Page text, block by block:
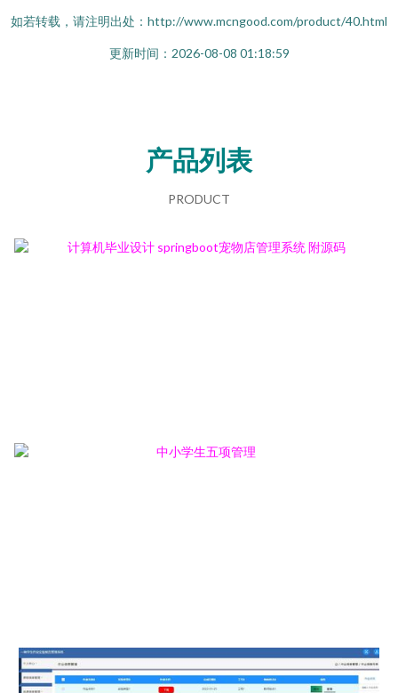
如若转载，请注明出处：http://www.mcngood.com/product/40.html
更新时间：2026-08-08 01:18:59
产品列表
PRODUCT